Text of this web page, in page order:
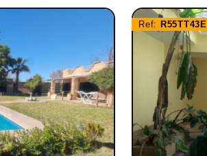
Ref: R55TT43E